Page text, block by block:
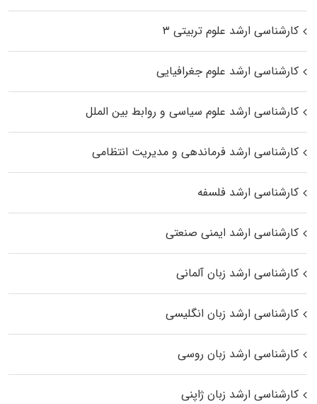
کارشناسی ارشد علوم تربیتی ۳
کارشناسی ارشد علوم جغرافیایی
کارشناسی ارشد علوم سیاسی و روابط بین الملل
کارشناسی ارشد فرماندهی و مدیریت انتظامی
کارشناسی ارشد فلسفه
کارشناسی ارشد ایمنی صنعتی
کارشناسی ارشد زبان آلمانی
کارشناسی ارشد زبان انگلیسی
کارشناسی ارشد زبان روسی
کارشناسی ارشد زبان ژاپنی